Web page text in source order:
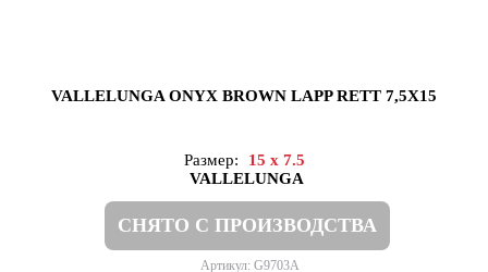
VALLELUNGA ONYX BROWN LAPP RETT 7,5X15
Размер:
15 x 7.5
VALLELUNGA
СНЯТО С ПРОИЗВОДСТВА
Артикул: G9703A